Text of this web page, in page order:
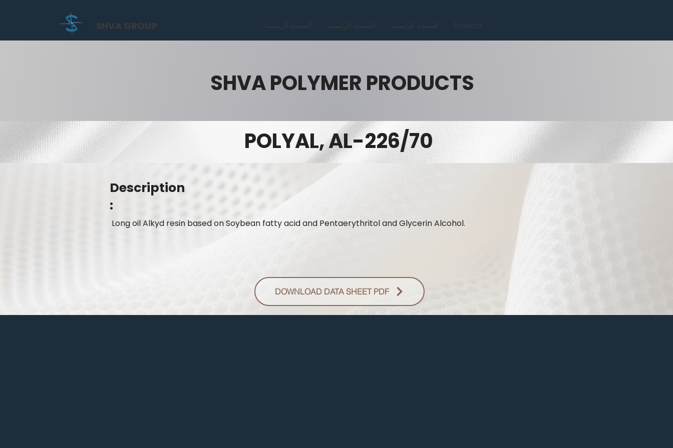
الصفحة الرئيسية الصفحة الرئيسية الصفحة الرئيسية Projects
SHVA GROUP
SHVA POLYMER PRODUCTS
POLYAL, AL-226/70
Description
:
Long oil Alkyd resin based on Soybean fatty acid and Pentaerythritol and Glycerin Alcohol.
DOWNLOAD DATA SHEET PDF